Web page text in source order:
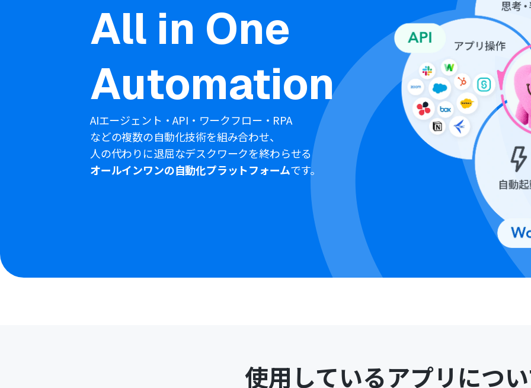
All in One
Automation
AIエージェント・API・ワークフロー・RPA
などの複数の自動化技術を組み合わせ、
人の代わりに退屈なデスクワークを終わらせる
オールインワンの自動化プラットフォームです。
使用しているアプリにつ